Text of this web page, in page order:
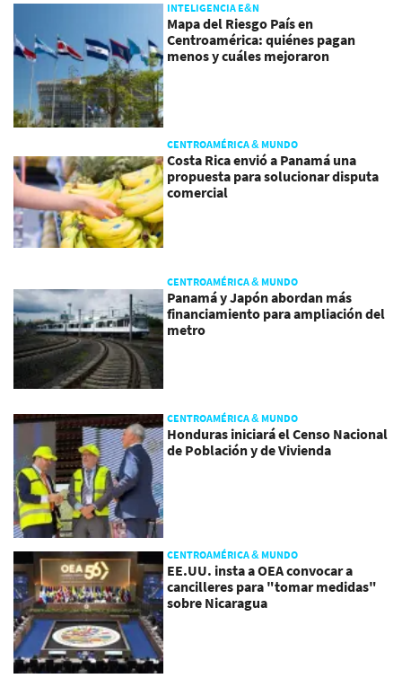
INTELIGENCIA E&N
Mapa del Riesgo País en
Centroamérica: quiénes pagan
menos y cuáles mejoraron
CENTROAMÉRICA & MUNDO
Costa Rica envió a Panamá una
propuesta para solucionar disputa
comercial
CENTROAMÉRICA & MUNDO
Panamá y Japón abordan más
financiamiento para ampliación del
metro
CENTROAMÉRICA & MUNDO
Honduras iniciará el Censo Nacional
de Población y de Vivienda
CENTROAMÉRICA & MUNDO
EE.UU. insta a OEA convocar a
cancilleres para "tomar medidas"
sobre Nicaragua